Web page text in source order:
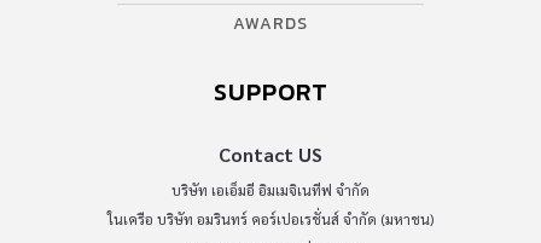
AWARDS
SUPPORT
Contact US
บริษัท เอเอ็มอี อิมเมจิเนทีฟ จำกัด
ในเครือ บริษัท อมรินทร์ คอร์เปอเรชั่นส์ จำกัด (มหาชน)